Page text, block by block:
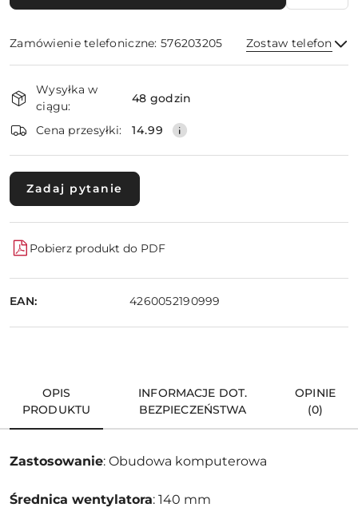
Zamówienie telefoniczne: 576203205 Zostaw telefon
i
dostawa
Wysyłka w
ciągu:
48 godzin
Cena przesyłki: 14.99
Zadaj pytanie
Pobierz produkt do PDF
EAN: 4260052190999
OPIS
PRODUKTU
INFORMACJE DOT.
BEZPIECZEŃSTWA
OPINIE
(0)
Zastosowanie: Obudowa komputerowa
Średnica wentylatora: 140 mm